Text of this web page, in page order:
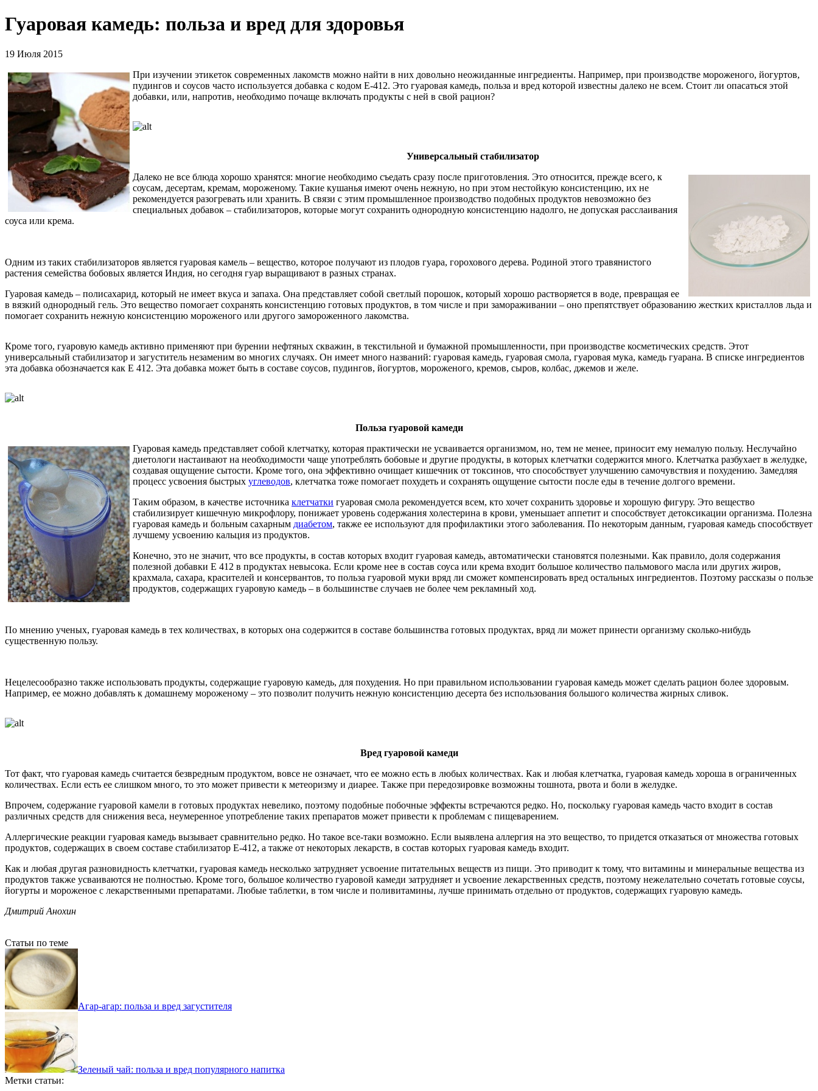
Гуаровая камедь: польза и вред для здоровья
19 Июля 2015
При изучении этикеток современных лакомств можно найти в них довольно неожиданные ингредиенты. Например, при производстве мороженого, йогуртов,
пудингов и соусов часто используется добавка с кодом Е-412. Это гуаровая камедь, польза и вред которой известны далеко не всем. Стоит ли опасаться этой
добавки, или, напротив, необходимо почаще включать продукты с ней в свой рацион?
Универсальный стабилизатор
Далеко не все блюда хорошо хранятся: многие необходимо съедать сразу после приготовления. Это относится, прежде всего, к
соусам, десертам, кремам, мороженому. Такие кушанья имеют очень нежную, но при этом нестойкую консистенцию, их не
рекомендуется разогревать или хранить. В связи с этим промышленное производство подобных продуктов невозможно без
специальных добавок – стабилизаторов, которые могут сохранить однородную консистенцию надолго, не допуская расслаивания
соуса или крема.
Одним из таких стабилизаторов является гуаровая камель – вещество, которое получают из плодов гуара, горохового дерева. Родиной этого травянистого
растения семейства бобовых является Индия, но сегодня гуар выращивают в разных странах.
Гуаровая камедь – полисахарид, который не имеет вкуса и запаха. Она представляет собой светлый порошок, который хорошо растворяется в воде, превращая ее
в вязкий однородный гель. Это вещество помогает сохранять консистенцию готовых продуктов, в том числе и при замораживании – оно препятствует образованию жестких кристаллов льда и
помогает сохранить нежную консистенцию мороженого или другого замороженного лакомства.
Кроме того, гуаровую камедь активно применяют при бурении нефтяных скважин, в текстильной и бумажной промышленности, при производстве косметических средств. Этот
универсальный стабилизатор и загуститель незаменим во многих случаях. Он имеет много названий: гуаровая камедь, гуаровая смола, гуаровая мука, камедь гуарана. В списке ингредиентов
эта добавка обозначается как Е 412. Эта добавка может быть в составе соусов, пудингов, йогуртов, мороженого, кремов, сыров, колбас, джемов и желе.
Польза гуаровой камеди
Гуаровая камедь представляет собой клетчатку, которая практически не усваивается организмом, но, тем не менее, приносит ему немалую пользу. Неслучайно
диетологи настаивают на необходимости чаще употреблять бобовые и другие продукты, в которых клетчатки содержится много. Клетчатка разбухает в желудке,
создавая ощущение сытости. Кроме того, она эффективно очищает кишечник от токсинов, что способствует улучшению самочувствия и похудению. Замедляя
процесс усвоения быстрых углеводов, клетчатка тоже помогает похудеть и сохранять ощущение сытости после еды в течение долгого времени.
Таким образом, в качестве источника клетчатки гуаровая смола рекомендуется всем, кто хочет сохранить здоровье и хорошую фигуру. Это вещество
стабилизирует кишечную микрофлору, понижает уровень содержания холестерина в крови, уменьшает аппетит и способствует детоксикации организма. Полезна
гуаровая камедь и больным сахарным диабетом, также ее используют для профилактики этого заболевания. По некоторым данным, гуаровая камедь способствует
лучшему усвоению кальция из продуктов.
Конечно, это не значит, что все продукты, в состав которых входит гуаровая камедь, автоматически становятся полезными. Как правило, доля содержания
полезной добавки Е 412 в продуктах невысока. Если кроме нее в состав соуса или крема входит большое количество пальмового масла или других жиров,
крахмала, сахара, красителей и консервантов, то польза гуаровой муки вряд ли сможет компенсировать вред остальных ингредиентов. Поэтому рассказы о пользе
продуктов, содержащих гуаровую камедь – в большинстве случаев не более чем рекламный ход.
По мнению ученых, гуаровая камедь в тех количествах, в которых она содержится в составе большинства готовых продуктах, вряд ли может принести организму сколько-нибудь
существенную пользу.
Нецелесообразно также использовать продукты, содержащие гуаровую камедь, для похудения. Но при правильном использовании гуаровая камедь может сделать рацион более здоровым.
Например, ее можно добавлять к домашнему мороженому – это позволит получить нежную консистенцию десерта без использования большого количества жирных сливок.
Вред гуаровой камеди
Тот факт, что гуаровая камедь считается безвредным продуктом, вовсе не означает, что ее можно есть в любых количествах. Как и любая клетчатка, гуаровая камедь хороша в ограниченных
количествах. Если есть ее слишком много, то это может привести к метеоризму и диарее. Также при передозировке возможны тошнота, рвота и боли в желудке.
Впрочем, содержание гуаровой камели в готовых продуктах невелико, поэтому подобные побочные эффекты встречаются редко. Но, поскольку гуаровая камедь часто входит в состав
различных средств для снижения веса, неумеренное употребление таких препаратов может привести к проблемам с пищеварением.
Аллергические реакции гуаровая камедь вызывает сравнительно редко. Но такое все-таки возможно. Если выявлена аллергия на это вещество, то придется отказаться от множества готовых
продуктов, содержащих в своем составе стабилизатор Е-412, а также от некоторых лекарств, в состав которых гуаровая камедь входит.
Как и любая другая разновидность клетчатки, гуаровая камедь несколько затрудняет усвоение питательных веществ из пищи. Это приводит к тому, что витамины и минеральные вещества из
продуктов также усваиваются не полностью. Кроме того, большое количество гуаровой камеди затрудняет и усвоение лекарственных средств, поэтому нежелательно сочетать готовые соусы,
йогурты и мороженое с лекарственными препаратами. Любые таблетки, в том числе и поливитамины, лучше принимать отдельно от продуктов, содержащих гуаровую камедь.
Дмитрий Анохин
Статьи по теме
Агар-агар: польза и вред загустителя
Зеленый чай: польза и вред популярного напитка
Метки статьи: